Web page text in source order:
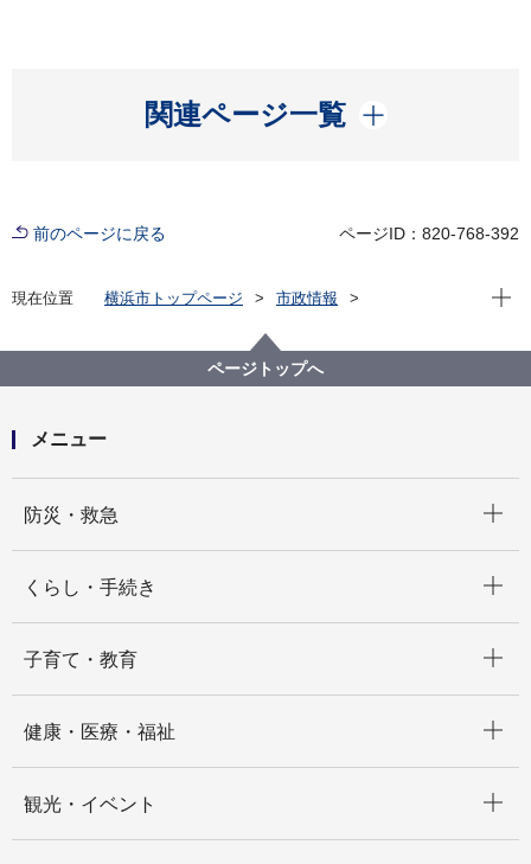
関連ページ一覧
開く
前のページに戻る ページID：820-768-392
現在位置 横浜市トップページ
市政情報
現在
ページトップへ
メニュー
防災・救急
くらし・手続き
子育て・教育
健康・医療・福祉
観光・イベント